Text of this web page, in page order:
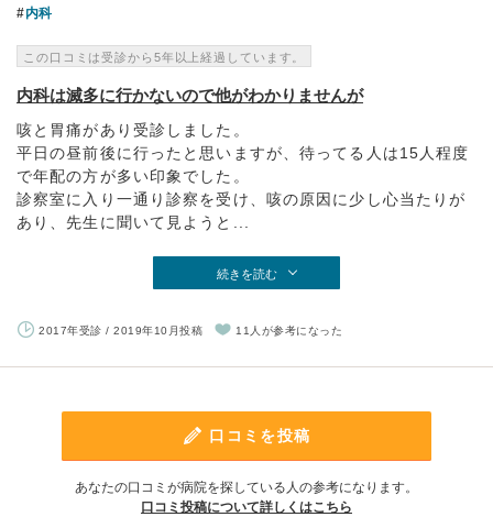
内科
この口コミは受診から5年以上経過しています。
内科は滅多に行かないので他がわかりませんが
咳と胃痛があり受診しました。
平日の昼前後に行ったと思いますが、待ってる人は15人程度
で年配の方が多い印象でした。
診察室に入り一通り診察を受け、咳の原因に少し心当たりが
あり、先生に聞いて見ようと...
続きを読む
2017年受診 / 2019年10月投稿 11人が参考になった
口コミを投稿
あなたの口コミが病院を探している人の参考になります。
口コミ投稿について詳しくはこちら